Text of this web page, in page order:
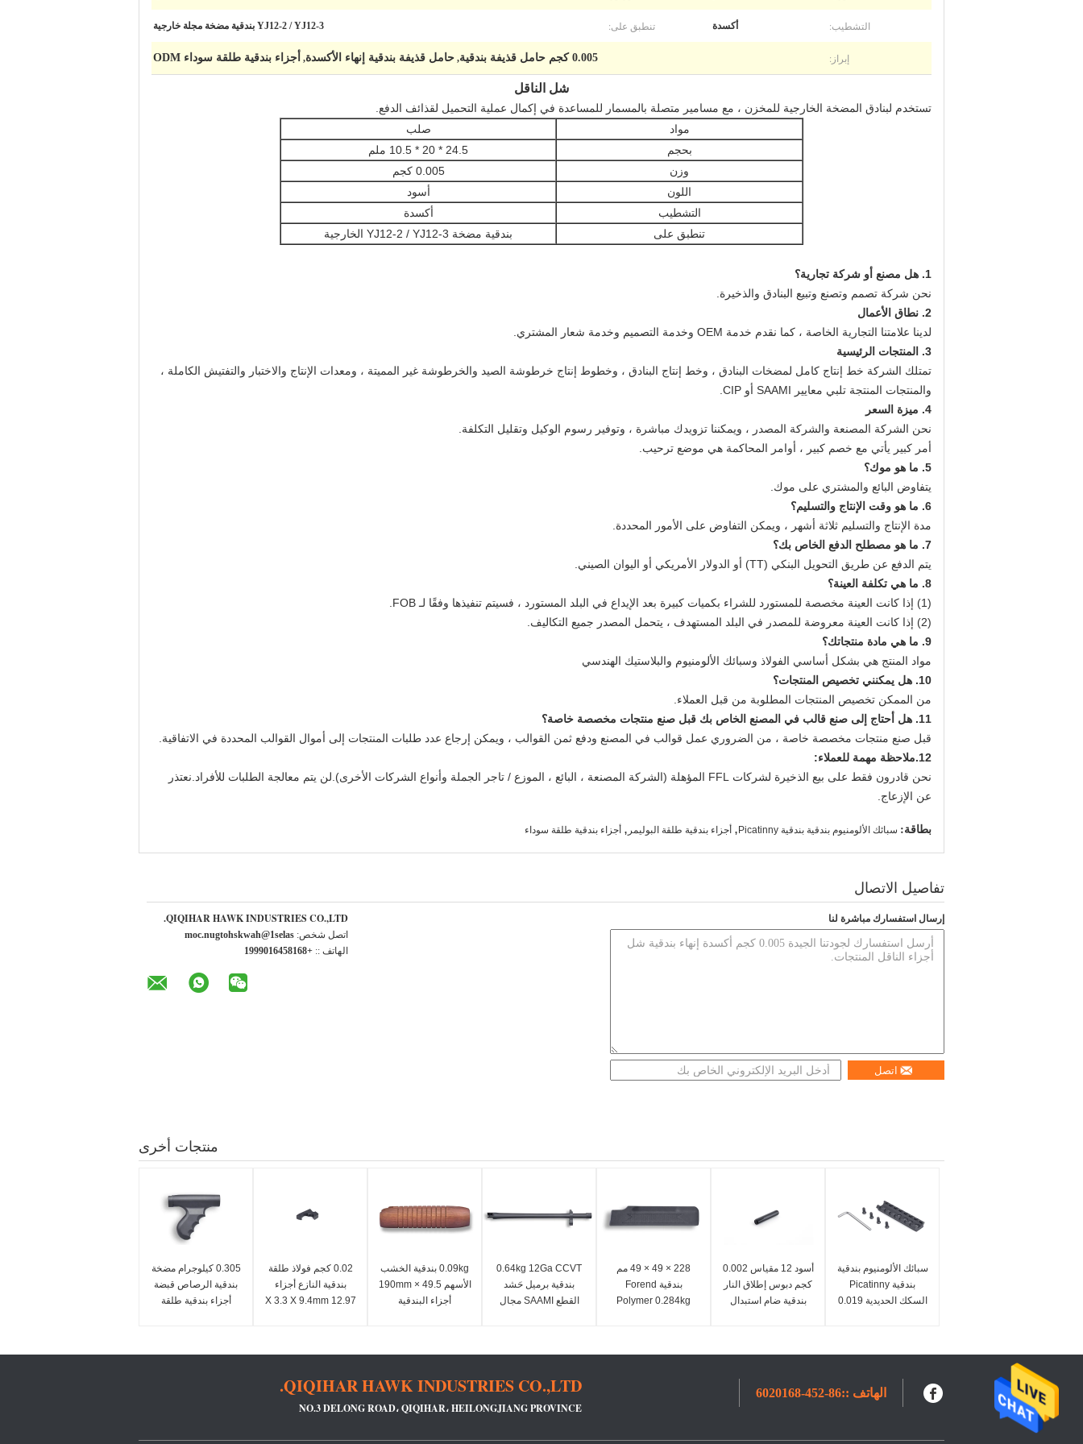
التشطيب: أكسدة تنطبق على: YJ12-2 / YJ12-3 بندقية مضخة مجلة خارجية
إبراز: 0.005 كجم حامل قذيفة بندقية , حامل قذيفة بندقية إنهاء الأكسدة, أجزاء بندقية طلقة سوداء ODM
شل الناقل
تستخدم لبنادق المضخة الخارجية للمخزن ، مع مسامير متصلة بالمسمار للمساعدة في إكمال عملية التحميل لقذائف الدفع.
مواد
صلب
بحجم
24.5 * 20 * 10.5 ملم
وزن
0.005 كجم
اللون
أسود
التشطيب
أكسدة
تنطبق على
بندقية مضخة YJ12-2 / YJ12-3 الخارجية
1. هل مصنع أو شركة تجارية؟
نحن شركة تصمم وتصنع وتبيع البنادق والذخيرة.
2. نطاق الأعمال
لدينا علامتنا التجارية الخاصة ، كما نقدم خدمة OEM وخدمة التصميم وخدمة شعار المشتري.
3. المنتجات الرئيسية
تمتلك الشركة خط إنتاج كامل لمضخات البنادق ، وخط إنتاج البنادق ، وخطوط إنتاج خرطوشة الصيد والخرطوشة غير المميتة ، ومعدات الإنتاج والاختبار والتفتيش الكاملة ،
والمنتجات المنتجة تلبي معايير SAAMI أو CIP.
4. ميزة السعر
نحن الشركة المصنعة والشركة المصدر ، ويمكننا تزويدك مباشرة ، وتوفير رسوم الوكيل وتقليل التكلفة.
أمر كبير يأتي مع خصم كبير ، أوامر المحاكمة هي موضع ترحيب.
5. ما هو موك؟
يتفاوض البائع والمشتري على موك.
6. ما هو وقت الإنتاج والتسليم؟
مدة الإنتاج والتسليم ثلاثة أشهر ، ويمكن التفاوض على الأمور المحددة.
7. ما هو مصطلح الدفع الخاص بك؟
يتم الدفع عن طريق التحويل البنكي (TT) أو الدولار الأمريكي أو اليوان الصيني.
8. ما هي تكلفة العينة؟
(1) إذا كانت العينة مخصصة للمستورد للشراء بكميات كبيرة بعد الإيداع في البلد المستورد ، فسيتم تنفيذها وفقًا لـ FOB.
(2) إذا كانت العينة معروضة للمصدر في البلد المستهدف ، يتحمل المصدر جميع التكاليف.
9. ما هي مادة منتجاتك؟
مواد المنتج هي بشكل أساسي الفولاذ وسبائك الألومنيوم والبلاستيك الهندسي
10. هل يمكنني تخصيص المنتجات؟
من الممكن تخصيص المنتجات المطلوبة من قبل العملاء.
11. هل أحتاج إلى صنع قالب في المصنع الخاص بك قبل صنع منتجات مخصصة خاصة؟
قبل صنع منتجات مخصصة خاصة ، من الضروري عمل قوالب في المصنع ودفع ثمن القوالب ، ويمكن إرجاع عدد طلبات المنتجات إلى أموال القوالب المحددة في الاتفاقية.
12. ملاحظة مهمة للعملاء:
نحن قادرون فقط على بيع الذخيرة لشركات FFL المؤهلة (الشركة المصنعة ، البائع ، الموزع / تاجر الجملة وأنواع الشركات الأخرى).لن يتم معالجة الطلبات للأفراد.نعتذر
عن الإزعاج.
بطاقة: سبائك الألومنيوم بندقية بندقية Picatinny , أجزاء بندقية طلقة البوليمر , أجزاء بندقية طلقة سوداء
تفاصيل الاتصال
QIQIHAR HAWK INDUSTRIES CO.,LTD.
اتصل شخص: sales1@hawkshotgun.com
الهاتف :: +8618546109991
إرسال استفسارك مباشرة لنا
اتصل
منتجات أخرى
0.305 كيلوجرام مضخة
بندقية الرصاص قبضة
أجزاء بندقية طلقة
0.02 كجم فولاذ طلقة
بندقية النازع أجزاء
12.97 X 3.3 X 9.4mm
0.09kg بندقية الخشب
الأسهم 49.5 × 190mm
أجزاء البندقية
0.64kg 12Ga CCVT
بندقية برميل حَشد
القطع SAAMI مجال
228 × 49 × 49 مم
بندقية Forend
Polymer 0.284kg
أسود 12 مقياس 0.002
كجم دبوس إطلاق النار
بندقية ضام استبدال
سبائك الألومنيوم بندقية
بندقية Picatinny
السكك الحديدية 0.019
QIQIHAR HAWK INDUSTRIES CO.,LTD.
NO.3 DELONG ROAD، QIQIHAR، HEILONGJIANG PROVINCE
الهاتف ::86-452-6020168